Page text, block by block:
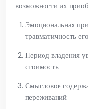
возможности их
Эмоциональная
травматичность
Период владения
стоимость
Смысловое
переживаний